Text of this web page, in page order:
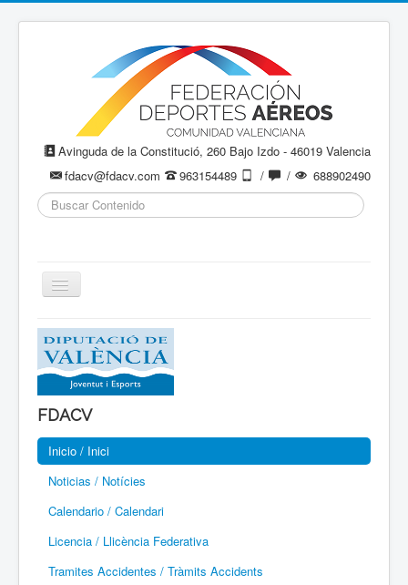
Avinguda de la Constitució, 260 Bajo Izdo - 46019 Valencia
fdacv@fdacv.com
963154489 / /
688902490
Buscar...
Cambiar
navegación
Aeromodelismo / Aeromodelisme
Ala Delta
Paracaidismo / Paracaigudisme
Paramotor
Parapente / Parapent
Ultraligeros / Ultralleugers
Vuelo Con Motor / Vol Amb Motor
FDACV
Inicio / Inici
Noticias / Notícies
Calendario / Calendari
Licencia / Llicència Federativa
Tramites Accidentes / Tràmits Accidents